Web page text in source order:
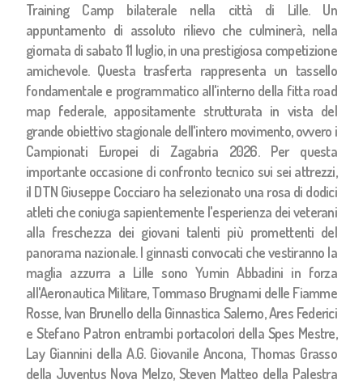
Training Camp bilaterale nella città di Lille. Un
appuntamento di assoluto rilievo che culminerà, nella
giornata di sabato 11 luglio, in una prestigiosa competizione
amichevole. Questa trasferta rappresenta un tassello
fondamentale e programmatico all'interno della fitta road
map federale, appositamente strutturata in vista del
grande obiettivo stagionale dell'intero movimento, ovvero i
Campionati Europei di Zagabria 2026. Per questa
importante occasione di confronto tecnico sui sei attrezzi,
il DTN Giuseppe Cocciaro ha selezionato una rosa di dodici
atleti che coniuga sapientemente l'esperienza dei veterani
alla freschezza dei giovani talenti più promettenti del
panorama nazionale. I ginnasti convocati che vestiranno la
maglia azzurra a Lille sono Yumin Abbadini in forza
all'Aeronautica Militare, Tommaso Brugnami delle Fiamme
Rosse, Ivan Brunello della Ginnastica Salerno, Ares Federici
e Stefano Patron entrambi portacolori della Spes Mestre,
Lay Giannini della A.G. Giovanile Ancona, Thomas Grasso
della Juventus Nova Melzo, Steven Matteo della Palestra